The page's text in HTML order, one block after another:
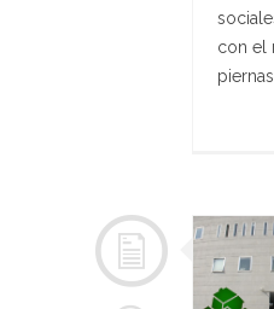
con el
piernas.